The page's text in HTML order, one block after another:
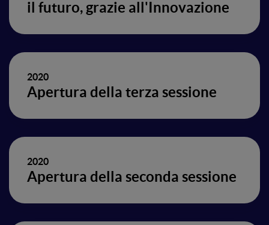
il futuro, grazie all'Innovazione
2020
Apertura della terza sessione
2020
Apertura della seconda sessione